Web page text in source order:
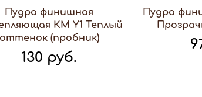
Пудра финишная
КМ Y1 Теплый
(пробник)
130 руб.
Пудра